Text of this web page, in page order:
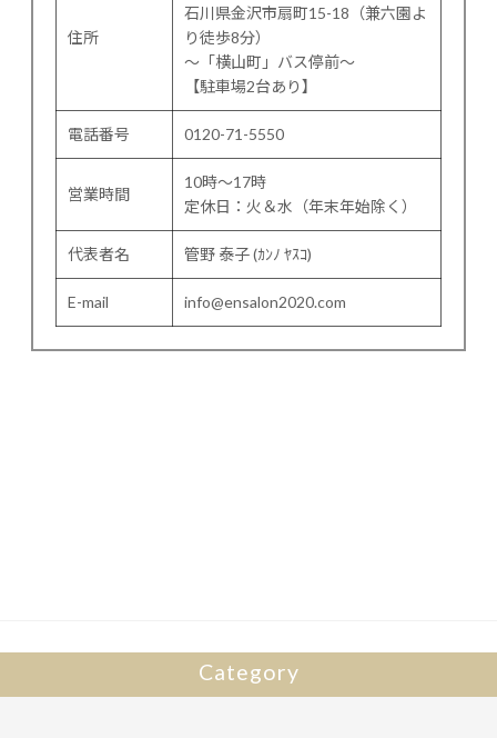
住所
石川県金沢市扇町15-18（兼六園よ
り徒歩8分）
〜「横山町」バス停前〜
【駐車場2台あり】
電話番号 0120-71-5550
営業時間
10時～17時
定休日：火＆水（年末年始除く）
代表者名 管野 泰子 (ｶﾝﾉ ﾔｽｺ)
E-mail info@ensalon2020.com
Category